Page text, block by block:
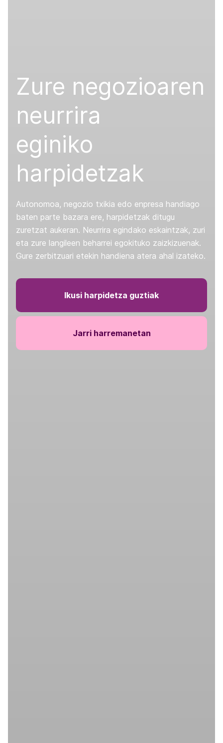
Zure negozioaren
neurrira
eginiko
harpidetzak
Autonomoa, negozio txikia edo enpresa handiago
baten parte bazara ere, harpidetzak ditugu
zuretzat aukeran. Neurrira egindako eskaintzak, zuri
eta zure langileen beharrei egokituko zaizkizuenak.
Gure zerbitzuari etekin handiena atera ahal izateko.
Ikusi harpidetza guztiak
Jarri harremanetan